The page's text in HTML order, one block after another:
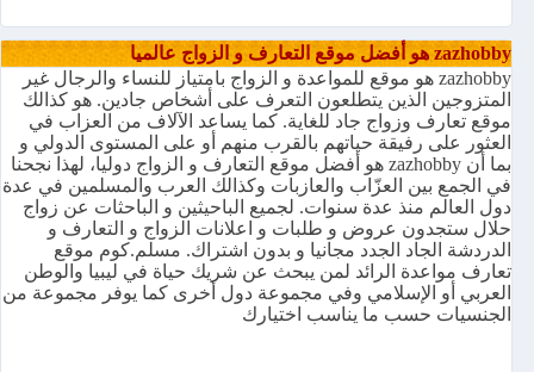
zazhobby هو أفضل موقع التعارف و الزواج عالميا
zazhobby هو موقع للمواعدة و الزواج بامتياز للنساء والرجال غير
المتزوجين الذين يتطلعون التعرف على أشخاص جادين. هو كذالك
موقع تعارف وزواج جاد للغاية. كما يساعد الآلاف من العزاب في
العثور على رفيقة حياتهم بالقرب منهم أو على المستوى الدولي و
بما أن zazhobby هو أفضل موقع التعارف و الزواج دوليا، لهذا نجحنا
في الجمع بين العزّاب والعازبات وكذالك العرب والمسلمين في عدة
دول العالم منذ عدة سنوات. لجميع الباحيثين و الباحثات عن زواج
حلال ستجدون عروض و طلبات و اعلانات الزواج و التعارف و
الدردشة الجاد الجدد مجانيا و بدون اشتراك. مسلم.كوم موقع
تعارف مواعدة الرائد لمن يبحث عن شريك حياة في ليبيا والوطن
العربي أو الإسلامي وفي مجموعة دول أخرى كما يوفر مجموعة من
الجنسيات حسب ما يناسب اختيارك